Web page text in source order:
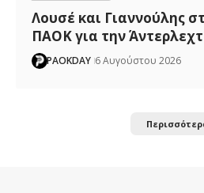
Λουσέ και Γιαννούλης
ΠΑΟΚ για την Άντερλεχτ
PAOKDAY 6 Αυγούστου 2026